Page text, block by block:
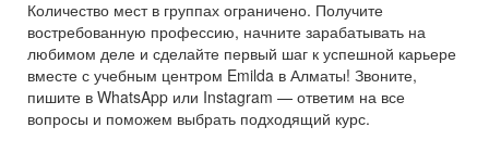
Количество мест в группах ограничено. Получите
востребованную профессию, начните зарабатывать на
любимом деле и сделайте первый шаг к успешной карьере
вместе с учебным центром Emilda в Алматы! Звоните,
пишите в WhatsApp или Instagram — ответим на все
вопросы и поможем выбрать подходящий курс.